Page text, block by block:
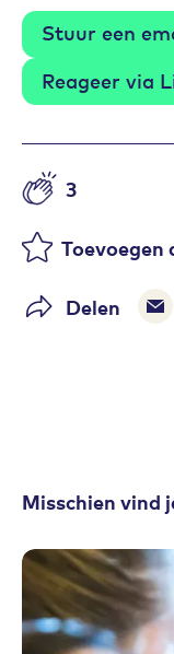
Stuur een
Reageer via
Aantal likes
3
Delen
Misschien vind